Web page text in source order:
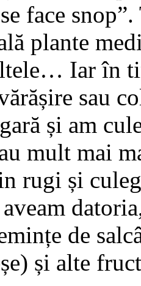
face
plante
Iar în
sau
și am
mult mai
rugi și
de
și alte